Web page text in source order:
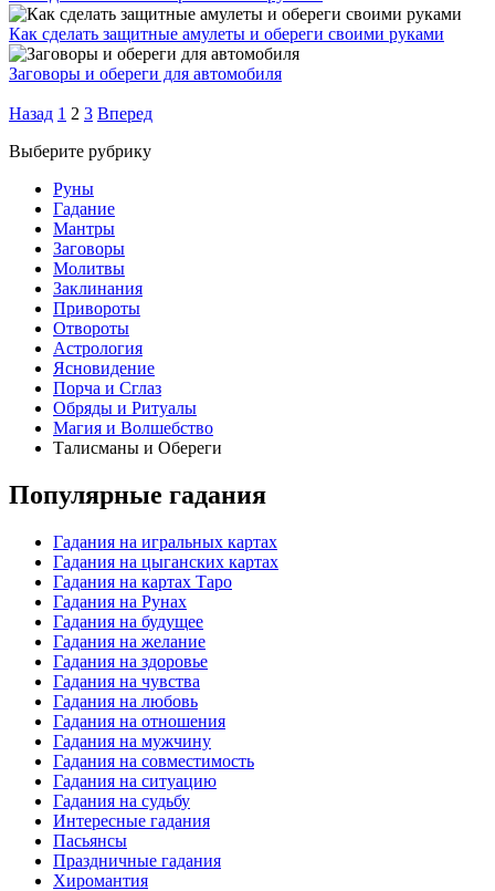
Как сделать защитные амулеты и обереги своими руками
Заговоры и обереги для автомобиля
Назад 1 2 3 Вперед
Выберите рубрику
Руны
Гадание
Мантры
Заговоры
Молитвы
Заклинания
Привороты
Отвороты
Астрология
Ясновидение
Порча и Сглаз
Обряды и Ритуалы
Магия и Волшебство
Талисманы и Обереги
Популярные гадания
Гадания на игральных картах
Гадания на цыганских картах
Гадания на картах Таро
Гадания на Рунах
Гадания на будущее
Гадания на желание
Гадания на здоровье
Гадания на чувства
Гадания на любовь
Гадания на отношения
Гадания на мужчину
Гадания на совместимость
Гадания на ситуацию
Гадания на судьбу
Интересные гадания
Пасьянсы
Праздничные гадания
Хиромантия